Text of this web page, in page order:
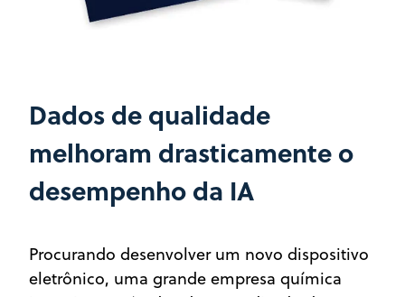
Dados de qualidade
melhoram drasticamente o
desempenho da IA
Procurando desenvolver um novo dispositivo
eletrônico, uma grande empresa química